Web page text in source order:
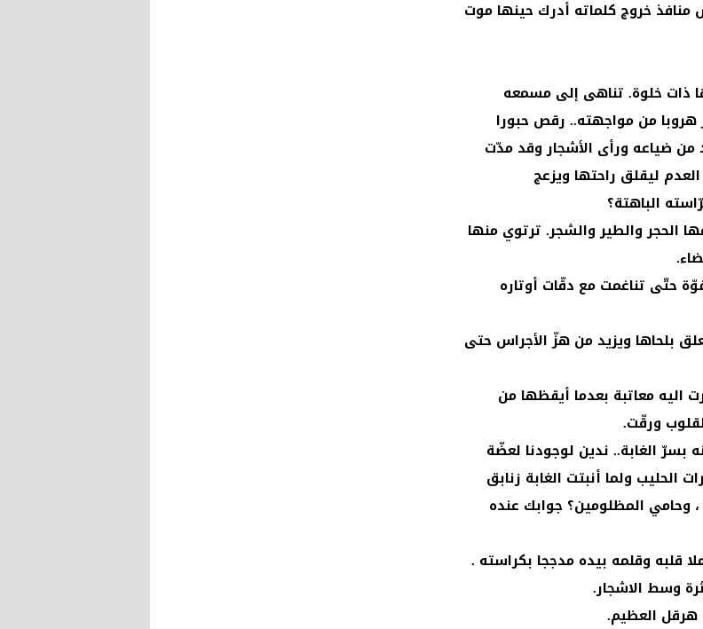
خروج كلماته أدرك حينها موت
ذات خلوة. تناهى إلى مسمعه
هروبا من مواجهته.. رقص حبورا
ضياعه ورأى الأشجار وقد مدّت
ليقلق راحتها ويزعج
الباهتة؟
الحجر والطير والشجر. ترتوي منها
حتّى تناغمت مع دقّات أوتاره
بلحاها ويزيد من هزّ الأجراس حتى
اليه معاتبة بعدما أيقظها من
ورقّت.
الغابة.. ندين لوجودنا لعضّة
الحليب ولما أنبتت الغابة زنابق
وحامي المظلومين؟ جوابك عنده
قلبه وقلمه بيده مدججا بكراسته .
وسط الاشجار.
هرقل العظيم.